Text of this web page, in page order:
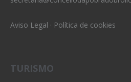
Aviso Legal · Política de cookies
TURISMO